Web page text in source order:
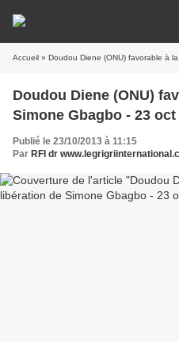
Accueil » Doudou Diene (ONU) favorable à la
Doudou Diene (ONU)
Simone Gbagbo - 23
Publié le 23/10/2013 à 11:15
Par RFI dr